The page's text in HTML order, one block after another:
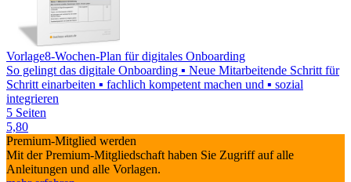
Vorlage8-Wochen-Plan für digitales Onboarding
So gelingt das digitale Onboarding ▪ Neue Mitarbeitende Schritt für
Schritt einarbeiten ▪ fachlich kompetent machen und ▪ sozial
integrieren
5 Seiten
5,80
Premium-Mitglied werden
Mit der Premium-Mitgliedschaft haben Sie Zugriff auf alle
Anleitungen und alle Vorlagen.